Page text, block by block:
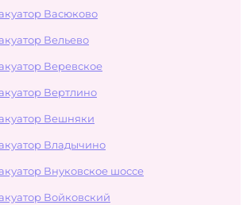
Васюково
Вельево
Веревское
Вертлино
Вешняки
Владычино
Внуковское шоссе
Войковский